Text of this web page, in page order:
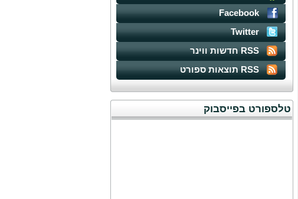
Facebook
Twitter
RSS חדשות ווינר
RSS תוצאות ספורט
טלספורט בפייסבוק